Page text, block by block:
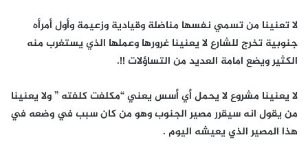
لا تعنينا من تسمي نفسها مناضلة وقيادية وزعيمة وأول أمرأه
جنوبية تخرج للشارع لا يعنينا غرورها وعملها الذي يستغرب منه
الكثير ويضع امامة العديد من التساؤلات !!.
لا يعنينا مشروع لا يحمل أي أسس يعني “مكلفت كلفته ” ولا يعنينا
من يقول انه سيقرر مصير الجنوب وهو من كان سبب في وضعه في
هذا المصير الذي يعيشه اليوم .